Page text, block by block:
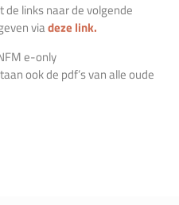
links naar de volgende
viadeze link.
e-only
ook de pdf’s van alle oude